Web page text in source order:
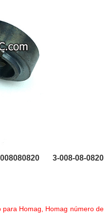
3-008-08-0820
Homag, Homag número de